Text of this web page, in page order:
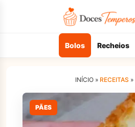
Bolos Recheios
INÍCIO » RECEITAS »
PÃES